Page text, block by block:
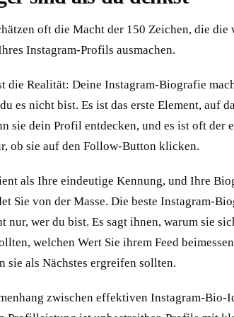
oft die Macht der 150 Zeichen, die die
Instagram-Profils ausmachen.
die Realität: Deine Instagram-Biografie
es nicht bist. Es ist das erste Element, auf
sie dein Profil entdecken, und es ist oft der
ob sie auf den Follow-Button klicken.
als Ihre eindeutige Kennung, und Ihre
Sie von der Masse. Die beste Instagram-
nur, wer du bist. Es sagt ihnen, warum sie
welchen Wert Sie ihrem Feed
sie als Nächstes ergreifen sollten.
zwischen effektiven Instagram-Bio-